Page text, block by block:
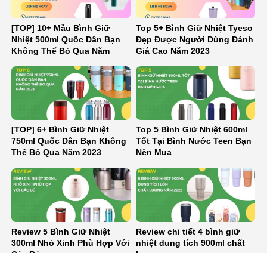
[TOP] 10+ Mẫu Bình Giữ
Nhiệt 500ml Quốc Dân Bạn
Không Thể Bỏ Qua Năm
Top 5+ Bình Giữ Nhiệt Tyeso
Đẹp Được Người Dùng Đánh
Giá Cao Năm 2023
[TOP] 6+ Bình Giữ Nhiệt
750ml Quốc Dân Bạn Không
Thể Bỏ Qua Năm 2023
Top 5 Bình Giữ Nhiệt 600ml
Tốt Tại Bình Nước Teen Bạn
Nên Mua
Review 5 Bình Giữ Nhiệt
300ml Nhỏ Xinh Phù Hợp Với
Review chi tiết 4 bình giữ
nhiệt dung tích 900ml chất